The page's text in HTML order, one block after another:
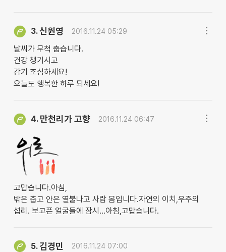
3.신원영 2016.11.24 05:29
날씨가 무척 춥습니다.
건강 챙기시고
감기 조심하세요!
오늘도 행복한 하루 되세요!
4. 만천리가 고향 2016.11.24 06:47
고맙습니다.아침,
밖은 춥고 안은 열불나고 사람 몸입니다.자연의 이치,우주의
섭리. 보고픈 얼굴들에 잠시...아침,고맙습니다.
5.김경민 2016.11.24 07:00